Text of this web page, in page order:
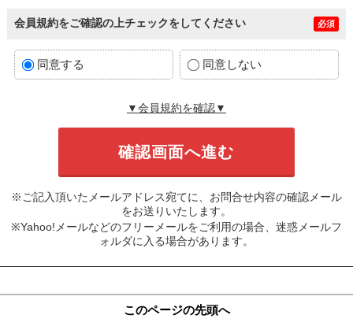
会員規約をご確認の上チェックをしてください 必須
同意する 同意しない
▼会員規約を確認▼
※ご記入頂いたメールアドレス宛てに、お問合せ内容の確認メール
をお送りいたします。
※Yahoo!メールなどのフリーメールをご利用の場合、迷惑メールフ
ォルダに入る場合があります。
このページの先頭へ